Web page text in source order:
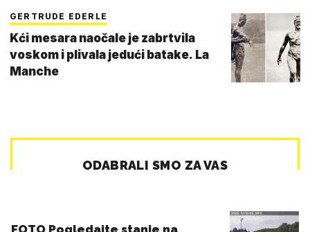
GERTRUDE EDERLE
Kći mesara naočale je zabrtvila
voskom i plivala jedući batake. La
Manche